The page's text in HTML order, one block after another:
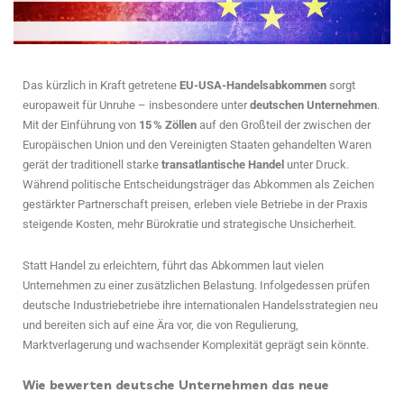
Das kürzlich in Kraft getretene EU-USA-Handelsabkommen sorgt
europaweit für Unruhe – insbesondere unterdeutschen Unternehmen.
Mit der Einführung von 15 % Zöllen auf den Großteil der zwischen der
Europäischen Union und den Vereinigten Staaten gehandelten Waren
gerät der traditionell starke transatlantische Handel unter Druck.
Während politische Entscheidungsträger das Abkommen als Zeichen
gestärkter Partnerschaft preisen, erleben viele Betriebe in der Praxis
steigende Kosten, mehr Bürokratie und strategische Unsicherheit.
Statt Handel zu erleichtern, führt das Abkommen laut vielen
Unternehmen zu einer zusätzlichen Belastung. Infolgedessen prüfen
deutsche Industriebetriebe ihre internationalen Handelsstrategien neu
und bereiten sich auf eine Ära vor, die von Regulierung,
Marktverlagerung und wachsender Komplexität geprägt sein könnte.
Wie bewerten deutsche Unternehmen das neue